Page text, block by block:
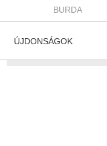
BURDA
ÚJDONSÁGOK